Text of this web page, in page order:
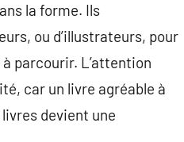
la forme. Ils
ou d’illustrateurs, pour
parcourir. L’attention
car un livre agréable à
devient une